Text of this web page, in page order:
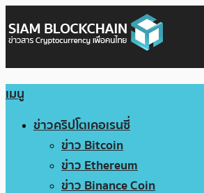
เมนู
ข่าวคริปโตเคอเรนซี่
ข่าว Bitcoin
ข่าว Ethereum
ข่าว Binance Coin